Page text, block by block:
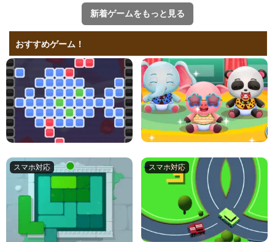
新着ゲームをもっと見る
おすすめゲーム！